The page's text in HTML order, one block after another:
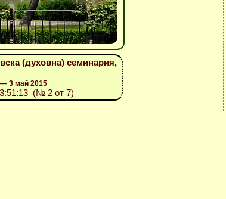
(духовна) семинария,
— 3 май 2015
(№ 2 от 7)